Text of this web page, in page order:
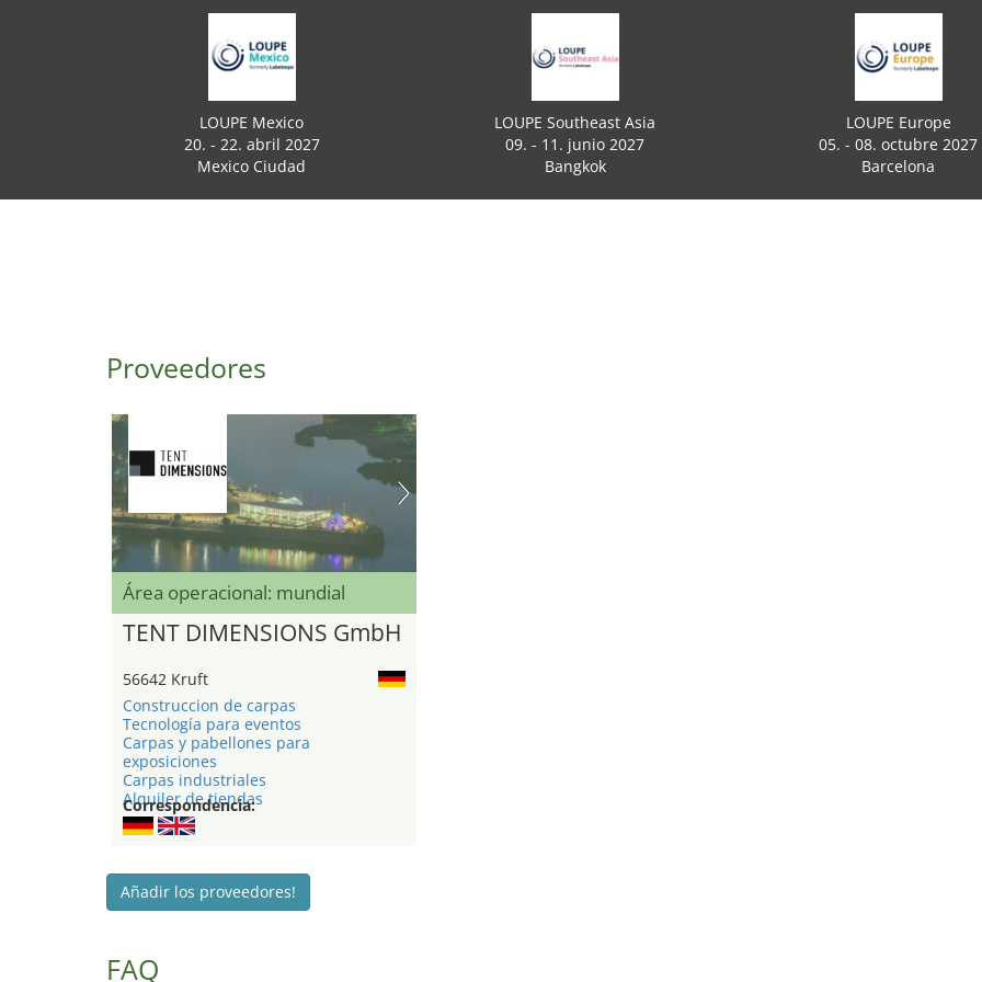
LOUPE Mexico
20. - 22. abril 2027
Mexico Ciudad
LOUPE Southeast Asia
09. - 11. junio 2027
Bangkok
LOUPE Europe
05. - 08. octubre 2027
Barcelona
Proveedores
Área operacional: mundial
TENT DIMENSIONS GmbH
56642 Kruft
Construccion de carpas
Tecnología para eventos
Carpas y pabellones para
exposiciones
Carpas industriales
Alquiler de tiendas
Correspondencia:
Añadir los proveedores!
FAQ